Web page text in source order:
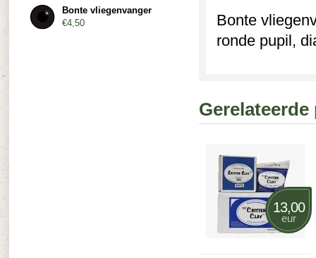
Bonte
ronde pupil,
13,00
eur
Bonte vliegenvanger
€4,50